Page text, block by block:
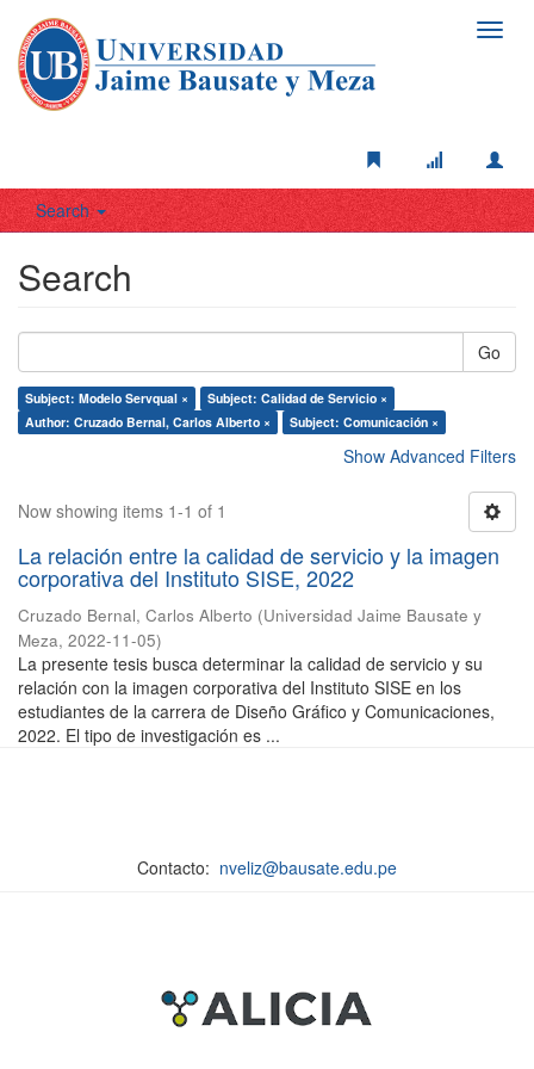
Search
Search
Go
Subject: Modelo Servqual ×
Subject: Calidad de Servicio ×
Author: Cruzado Bernal, Carlos Alberto ×
Subject: Comunicación ×
Show Advanced Filters
Now showing items 1-1 of 1
La relación entre la calidad de servicio y la imagen
corporativa del Instituto SISE, 2022
Cruzado Bernal, Carlos Alberto (Universidad Jaime Bausate y
Meza, 2022-11-05)
La presente tesis busca determinar la calidad de servicio y su
relación con la imagen corporativa del Instituto SISE en los
estudiantes de la carrera de Diseño Gráfico y Comunicaciones,
2022. El tipo de investigación es ...
Contacto: nveliz@bausate.edu.pe